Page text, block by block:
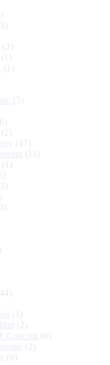
(2)
(1)
(1)
(5)
(2)
(47)
(11)
(1)
(1)
(2)
Concept (6)
(2)
(6)